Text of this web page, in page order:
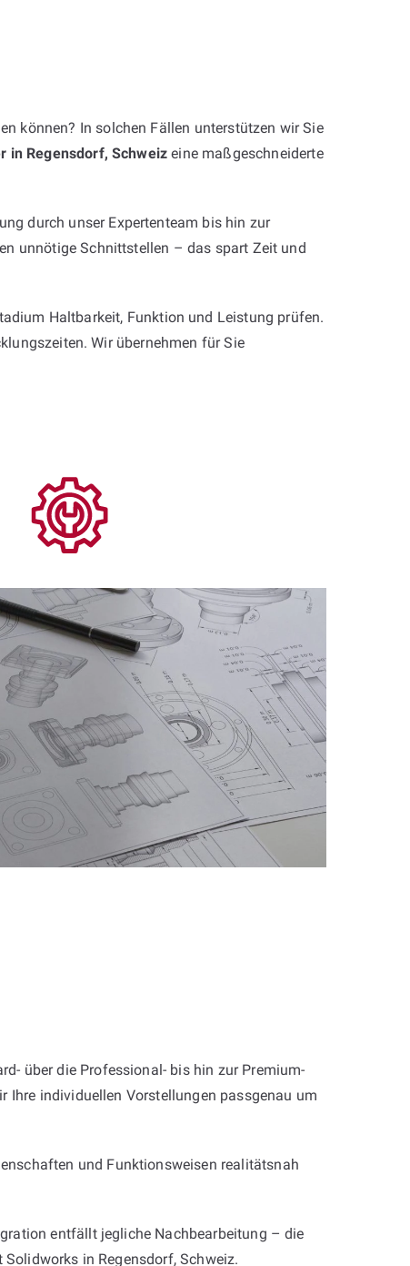
können? In solchen Fällen unterstützen wir Sie
in Regensdorf, Schweiz eine maßgeschneiderte
durch unser Expertenteam bis hin zur
unnötige Schnittstellen – das spart Zeit und
Haltbarkeit, Funktion und Leistung prüfen.
Wir übernehmen für Sie
über die Professional- bis hin zur Premium-
Ihre individuellen Vorstellungen passgenau um
und Funktionsweisen realitätsnah
entfällt jegliche Nachbearbeitung – die
in Regensdorf, Schweiz.